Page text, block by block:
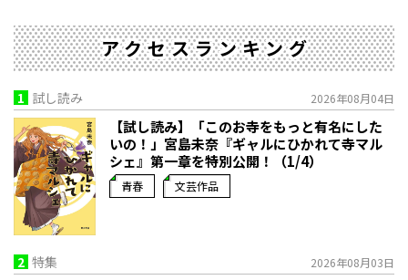
アクセスランキング
1 試し読み 2026年08月04日
【試し読み】「このお寺をもっと有名にした
いの！」宮島未奈『ギャルにひかれて寺マル
シェ』第一章を特別公開！（1/4）
青春 文芸作品
2 特集 2026年08月03日